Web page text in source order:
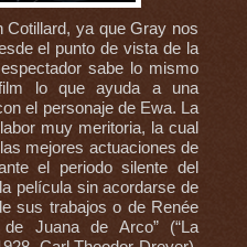
Cotillard, ya que Gray nos
el punto de vista de la
sabe lo mismo
lo que ayuda a una
el personaje de Ewa. La
muy meritoria, la cual
mejores actuaciones de
el periodo silente del
película sin acordarse de
sus trabajos o de Renée
Juana de Arco” (“La